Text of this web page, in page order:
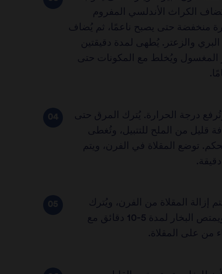
الكراث الأندلسي المفروم
منخفضة حتى يصبح ناعمًا، ثم يُضاف
والزعتر. يُطهى لمدة دقيقتين
المغسول ويُخلط مع المكونات حتى
درجة الحرارة. يُترك المرق حتى
قليل من الملح للتتبيل، وتُغطى
توضع المقلاة في الفرن، ويتم
إزالة المقلاة من الفرن، ويُترك
الأرز حتى يهدأ ويمتص البخار لمدة 5-10 دقائق مع
من على المقلاة.